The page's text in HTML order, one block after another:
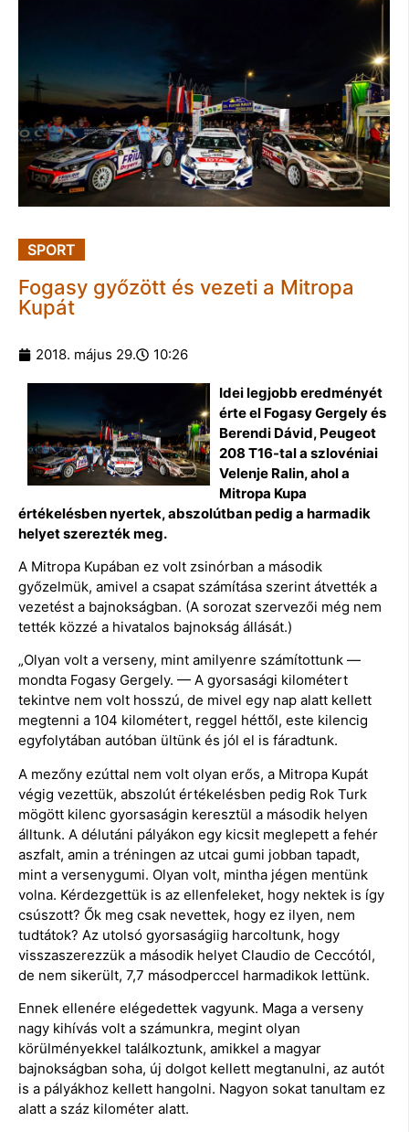
SPORT
Fogasy győzött és vezeti a Mitropa
Kupát
2018. május 29. 10:26
Idei legjobb eredményét
érte el Fogasy Gergely és
Berendi Dávid, Peugeot
208 T16-tal a szlovéniai
Velenje Ralin, ahol a
Mitropa Kupa
értékelésben nyertek, abszolútban pedig a harmadik
helyet szerezték meg.
A Mitropa Kupában ez volt zsinórban a második
győzelmük, amivel a csapat számítása szerint átvették a
vezetést a bajnokságban. (A sorozat szervezői még nem
tették közzé a hivatalos bajnokság állását.)
„Olyan volt a verseny, mint amilyenre számítottunk —
mondta Fogasy Gergely. — A gyorsasági kilométert
tekintve nem volt hosszú, de mivel egy nap alatt kellett
megtenni a 104 kilométert, reggel héttől, este kilencig
egyfolytában autóban ültünk és jól el is fáradtunk.
A mezőny ezúttal nem volt olyan erős, a Mitropa Kupát
végig vezettük, abszolút értékelésben pedig Rok Turk
mögött kilenc gyorsaságin keresztül a második helyen
álltunk. A délutáni pályákon egy kicsit meglepett a fehér
aszfalt, amin a tréningen az utcai gumi jobban tapadt,
mint a versenygumi. Olyan volt, mintha jégen mentünk
volna. Kérdezgettük is az ellenfeleket, hogy nektek is így
csúszott? Ők meg csak nevettek, hogy ez ilyen, nem
tudtátok? Az utolsó gyorsaságiig harcoltunk, hogy
visszaszerezzük a második helyet Claudio de Ceccótól,
de nem sikerült, 7,7 másodperccel harmadikok lettünk.
Ennek ellenére elégedettek vagyunk. Maga a verseny
nagy kihívás volt a számunkra, megint olyan
körülményekkel találkoztunk, amikkel a magyar
bajnokságban soha, új dolgot kellett megtanulni, az autót
is a pályákhoz kellett hangolni. Nagyon sokat tanultam ez
alatt a száz kilométer alatt.